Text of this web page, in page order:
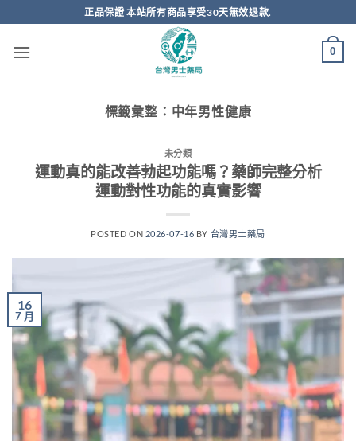
轉
正品保證 本站所有商品享受30天無效退款.
0
標籤彙整： 中年男性健康
未分類
運動真的能改善勃起功能嗎？藥師完整分析
運動對性功能的真實影響
POSTED ON 2026-07-16 BY 台灣男士藥局
16
7 月